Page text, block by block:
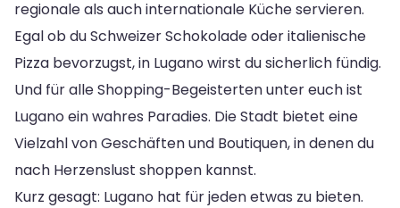
regionale als auch internationale Küche servieren.
Egal ob du Schweizer Schokolade oder italienische
Pizza bevorzugst, in Lugano wirst du sicherlich fündig.
Und für alle Shopping-Begeisterten unter euch ist
Lugano ein wahres Paradies. Die Stadt bietet eine
Vielzahl von Geschäften und Boutiquen, in denen du
nach Herzenslust shoppen kannst.
Kurz gesagt: Lugano hat für jeden etwas zu bieten.